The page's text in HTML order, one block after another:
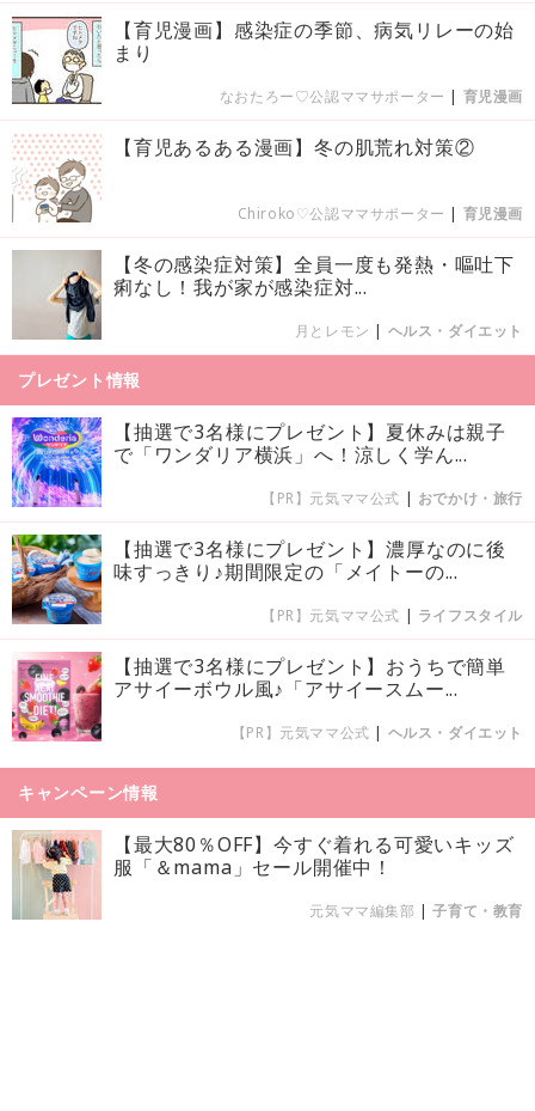
【育児漫画】感染症の季節、病気リレーの始
まり
なおたろー♡公認ママサポーター | 育児漫画
【育児あるある漫画】冬の肌荒れ対策②
Chiroko♡公認ママサポーター | 育児漫画
【冬の感染症対策】全員一度も発熱・嘔吐下
痢なし！我が家が感染症対...
月とレモン | ヘルス・ダイエット
プレゼント情報
【抽選で3名様にプレゼント】夏休みは親子
で「ワンダリア横浜」へ！涼しく学ん...
【PR】元気ママ公式 | おでかけ・旅行
【抽選で3名様にプレゼント】濃厚なのに後
味すっきり♪期間限定の「メイトーの...
【PR】元気ママ公式 | ライフスタイル
【抽選で3名様にプレゼント】おうちで簡単
アサイーボウル風♪「アサイースムー...
【PR】元気ママ公式 | ヘルス・ダイエット
キャンペーン情報
【最大80％OFF】今すぐ着れる可愛いキッズ
服「＆mama」セール開催中！
元気ママ編集部 |子育て・教育